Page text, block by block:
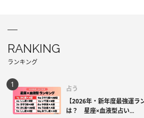
RANKING
ランキング
占う
【2026年・新年度最強運
は？ 星座×血液型占い...